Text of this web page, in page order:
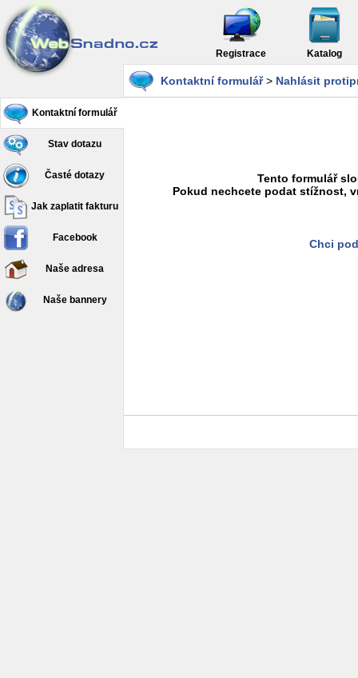
Registrace Katalog
Kontaktní formulář
Stav dotazu
Časté dotazy
Jak zaplatit fakturu
Facebook
Naše adresa
Naše bannery
Kontaktní formulář> Nahlásit
Tento formulář
Pokud nechcete podat stížnost,
Chci